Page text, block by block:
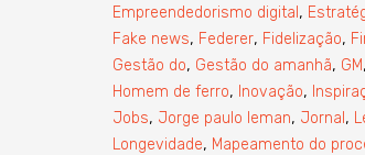
Empreendedorismo digital ,
Fake news, Federer, Fidelização,
Gestão do, Gestão do amanhã, GM,
Homem de ferro, Inovação,
Jobs, Jorge paulo leman, Jornal ,
Longevidade, Mapeamento do